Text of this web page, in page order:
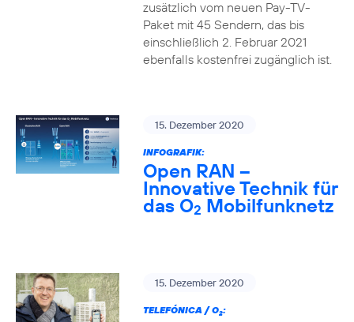
zusätzlich vom neuen Pay-TV-
Paket mit 45 Sendern, das bis
einschließlich 2. Februar 2021
ebenfalls kostenfrei zugänglich ist.
15. Dezember 2020
INFOGRAFIK:
Open RAN –
Innovative Technik für
das O2 Mobilfunknetz
15. Dezember 2020
TELEFÓNICA / O2: